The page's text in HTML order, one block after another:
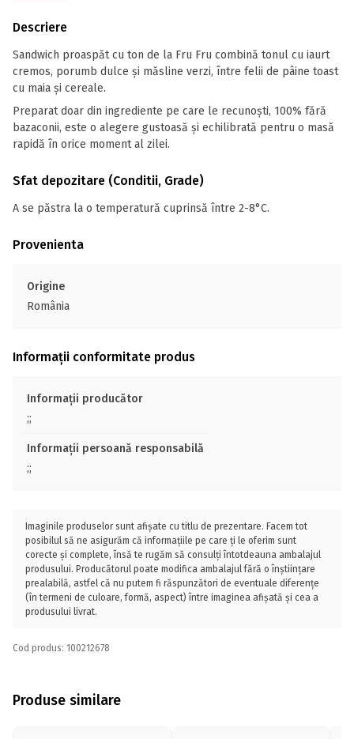
Descriere
Sandwich proaspăt cu ton de la Fru Fru combină tonul cu iaurt
cremos, porumb dulce și măsline verzi, între felii de pâine toast
cu maia și cereale.
Preparat doar din ingrediente pe care le recunoști, 100% fără
bazaconii, este o alegere gustoasă și echilibrată pentru o masă
rapidă în orice moment al zilei.
Sfat depozitare (Conditii, Grade)
A se păstra la o temperatură cuprinsă între 2-8°C.
Provenienta
Origine
România
Informații conformitate produs
Informații producător
;;
Informații persoană responsabilă
;;
Imaginile produselor sunt afișate cu titlu de prezentare. Facem tot
posibilul să ne asigurăm că informațiile pe care ți le oferim sunt
corecte și complete, însă te rugăm să consulți întotdeauna ambalajul
produsului. Producătorul poate modifica ambalajul fără o înștiințare
prealabilă, astfel că nu putem fi răspunzători de eventuale diferențe
(în termeni de culoare, formă, aspect) între imaginea afișată și cea a
produsului livrat.
Cod produs: 100212678
Produse similare